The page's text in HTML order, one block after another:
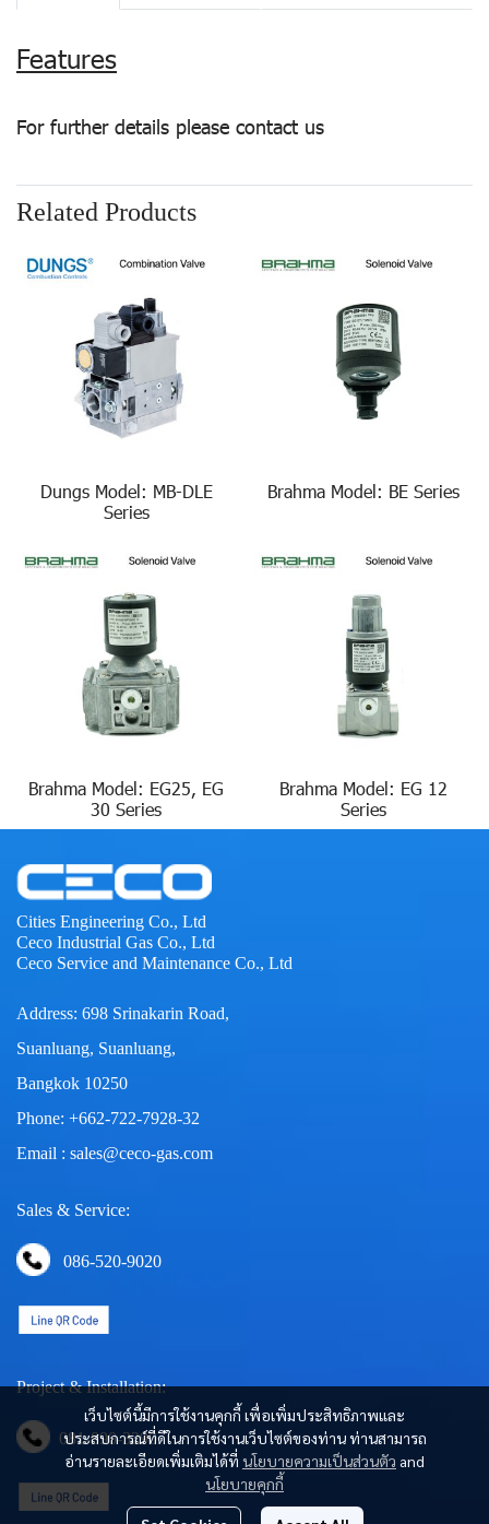
Features
For further details please contact us
Related Products
Dungs Model: MB-DLE
Series
Brahma Model: BE Series
Brahma Model: EG25, EG
30 Series
Brahma Model: EG 12
Series
เว็บไซต์นี้มีการใช้งานคุกกี้ เพื่อเพิ่มประสิทธิภาพและ
ประสบการณ์ที่ดีในการใช้งานเว็บไซต์ของท่าน ท่านสามารถ
อ่านรายละเอียดเพิ่มเติมได้ที่ นโยบายความเป็นส่วนตัว and
นโยบายคุกกี้
Cities Engineering Co., Ltd
Ceco Industrial Gas Co., Ltd
Ceco Service and Maintenance Co., Ltd
Address: 698 Srinakarin Road,
Suanluang, Suanluang,
Bangkok 10250
Phone: +662-722-7928-32
Email : sales@ceco-gas.com
Sales & Service:
086-520-9020
Project & Installation:
081-890-3290